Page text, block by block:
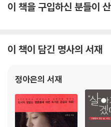
이 책을 구입하신 분들이
이 책이 담긴 명사의 서재
정아은의 서재